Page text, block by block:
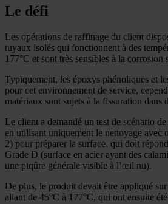
Le défi
Les opérations de raffinage du client
tuyaux isolés qui fonctionnent à des
177°C et sont très sensibles à la corrosion
Typiquement, les époxys phénoliques et
pour cet environnement de service,
matériaux sont sujets à la fissuration dans
Le client a demandé un test de scénario
en utilisant uniquement le nettoyage avec
2) pour préparer la surface, qui doit
Grade D (surface en acier ayant des
une piqûre générale visible à l’œil nu).
De plus, le produit devait être appliqué sur
allant de 45°C à 177°C, qui ont ensuite